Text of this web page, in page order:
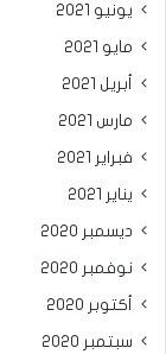
يونيو 2021
مايو 2021
أبريل 2021
مارس 2021
فبراير 2021
يناير 2021
ديسمبر 2020
نوفمبر 2020
أكتوبر 2020
سبتمبر 2020